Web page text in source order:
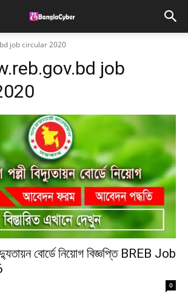
job circular 2020
job
বোর্ডে নিয়োগ বিজ্ঞপ্তি BREB Job
0